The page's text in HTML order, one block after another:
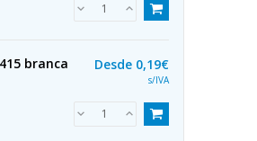
branca
Desde 0,19€
s/IVA